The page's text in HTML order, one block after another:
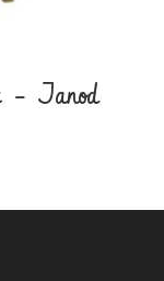
– Janod